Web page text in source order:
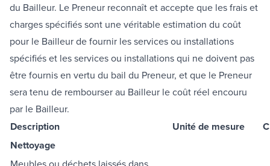
du Bailleur. Le Preneur reconnaît et accepte que les frais et
charges spécifiés sont une véritable estimation du coût
pour le Bailleur de fournir les services ou installations
spécifiés et les services ou installations qui ne doivent pas
être fournis en vertu du bail du Preneur, et que le Preneur
sera tenu de rembourser au Bailleur le coût réel encouru
par le Bailleur.
Description Unité de mesure
Nettoyage